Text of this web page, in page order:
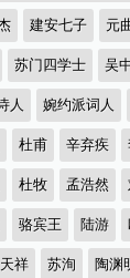
建安七子 元
苏门四学士 吴
人 婉约派词人
杜甫 辛弃疾
杜牧 孟浩然
骆宾王 陆游
祥 苏洵 陶渊